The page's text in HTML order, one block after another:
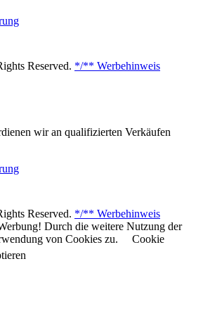
Reserved. */** Werbehinweis
wir an qualifizierten Verkäufen
Reserved. */** Werbehinweis
Durch die weitere Nutzung der
von Cookies zu.
Cookie